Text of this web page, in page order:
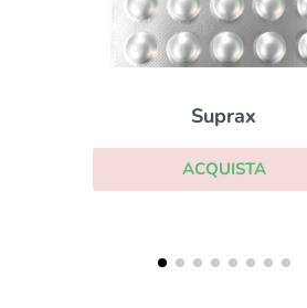
Lauromicina
ACQUISTA